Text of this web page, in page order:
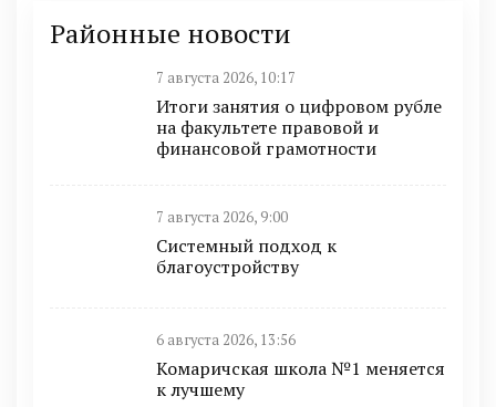
Районные новости
7 августа 2026, 10:17
Итоги занятия о цифровом рубле
на факультете правовой и
финансовой грамотности
7 августа 2026, 9:00
Системный подход к
благоустройству
6 августа 2026, 13:56
Комаричская школа №1 меняется
к лучшему